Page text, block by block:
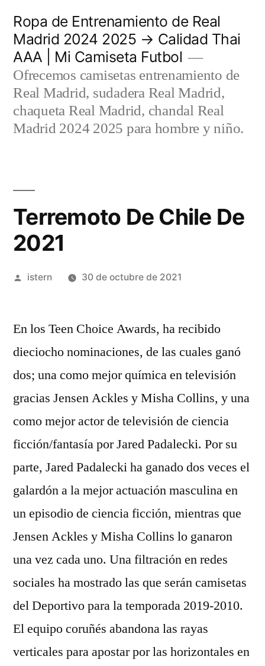
contenido
Ropa de Entrenamiento de Real
Madrid 2024 2025 → Calidad Thai
AAA | Mi Camiseta Futbol
Ofrecemos camisetas entrenamiento de
Real Madrid, sudadera Real Madrid,
chaqueta Real Madrid, chandal Real
Madrid 2024 2025 para hombre y niño.
Terremoto De Chile De
2021
Publicado
istern 30 de octubre de 2021
En los Teen Choice Awards, ha recibido
dieciocho nominaciones, de las cuales ganó
dos; una como mejor química en televisión
gracias Jensen Ackles y Misha Collins, y una
como mejor actor de televisión de ciencia
ficción/fantasía por Jared Padalecki. Por su
parte, Jared Padalecki ha ganado dos veces el
galardón a la mejor actuación masculina en
un episodio de ciencia ficción, mientras que
Jensen Ackles y Misha Collins lo ganaron
una vez cada uno. Una filtración en redes
sociales ha mostrado las que serán camisetas
del Deportivo para la temporada 2019-2010.
El equipo coruñés abandona las rayas
verticales para apostar por las horizontales en